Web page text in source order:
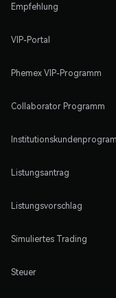
Empfehlung
VIP-Portal
Phemex VIP-Programm
Collaborator Programm
Listungsantrag
Listungsvorschlag
Simuliertes Trading
Steuer